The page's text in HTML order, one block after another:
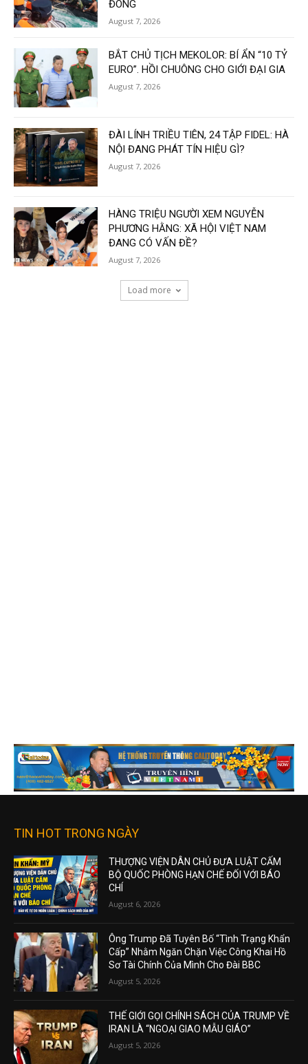
ĐÔNG
August 7, 2026
BẮT CHỦ TỊCH MEKOLOR: BÍ ẨN “10 TỶ
EURO”. HỒI CHUÔNG CHO GIỚI ĐẠI GIA
August 7, 2026
ĐÀI LÍNH TRIỀU TIÊN, 24 TẬP FIDEL: HÀ
NỘI ĐANG PHÁT TÍN HIỆU GÌ?
August 7, 2026
HÀNG TRIỆU NGƯỜI XEM NGUYỄN
PHƯƠNG HẰNG: XÃ HỘI VIỆT NAM
ĐANG CÓ VẤN ĐỀ?
August 7, 2026
Load more
TIN HOT TRONG NGÀY
THƯỢNG VIỆN DÂN CHỦ ĐƯA LUẬT CẤM
BỘ QUỐC PHÒNG HẠN CHẾ ĐỐI VỚI BÁO
CHÍ
August 6, 2026
Ông Trump Đã Tuyên Bố “Tình Trạng Khẩn
Cấp” Nhằm Ngăn Chặn Việc Công Khai Hồ
Sơ Tài Chính Của Mình Cho Đài BBC
August 5, 2026
THẾ GIỚI GỌI CHÍNH SÁCH CỦA TRUMP VỀ
IRAN LÀ “NGOẠI GIAO MẪU GIÁO”
August 5, 2026